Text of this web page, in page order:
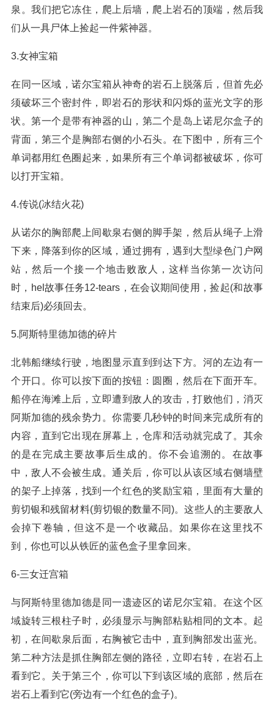
泉。我们把它冻住，爬上后墙，爬上岩石的顶端，然后我
们从一具尸体上捡起一件紫神器。
3.女神宝箱
在同一区域，诺尔宝箱从神奇的岩石上脱落后，但首先必
须破坏三个密封件，即岩石的形状和闪烁的蓝光文字的形
状。第一个是带有神器的山，第二个是岛上诺尼尔盒子的
背面，第三个是胸部右侧的小石头。在下图中，所有三个
单词都用红色圈起来，如果所有三个单词都被破坏，你可
以打开宝箱。
4.传说(冰结火花)
从诺尔的胸部爬上间歇泉右侧的脚手架，然后从绳子上滑
下来，降落到你的区域，通过拥有，遇到大型绿色门户网
站，然后一个接一个地击败敌人，这样当你第一次访问
时，hel故事任务12-tears，在会议期间使用，捡起(和故事
结束后)必须回去。
5.阿斯特里德加德的碎片
北韩船继续行驶，地图显示直到到达下方。河的左边有一
个开口。你可以按下面的按钮：圆圈，然后在下面开车。
船停在海滩上后，立即遭到敌人的攻击，打败他们，消灭
阿斯加德的残余势力。你需要几秒钟的时间来完成所有的
内容，直到它出现在屏幕上，仓库和活动就完成了。其余
的是在完成主要故事后生成的。你不会追溯的。在故事
中，敌人不会被生成。通关后，你可以从该区域右侧墙壁
的架子上掉落，找到一个红色的奖励宝箱，里面有大量的
剪切银和残留材料(剪切银的数量不同)。这些人的主要敌人
会掉下卷轴，但这不是一个收藏品。如果你在这里找不
到，你也可以从铁匠的蓝色盒子里拿回来。
6-三女迁宫箱
与阿斯特里德加德是同一遗迹区的诺尼尔宝箱。在这个区
域旋转三根柱子时，必须显示与胸部粘贴相同的文本。起
初，在间歇泉后面，右胸被它击中，直到胸部发出蓝光。
第二种方法是抓住胸部左侧的路径，立即右转，在岩石上
看到它。关于第三个，你可以下到该区域的底部，然后在
岩石上看到它(旁边有一个红色的盒子)。